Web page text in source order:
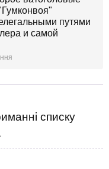
путями
и самой
списку